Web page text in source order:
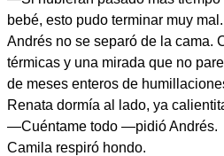
bebé, esto pudo terminar muy mal.
Andrés no se separó de la cama.
térmicas y una mirada que no
de meses enteros de
Renata dormía al lado, ya
—Cuéntame todo —pidió Andrés.
Camila respiró hondo.